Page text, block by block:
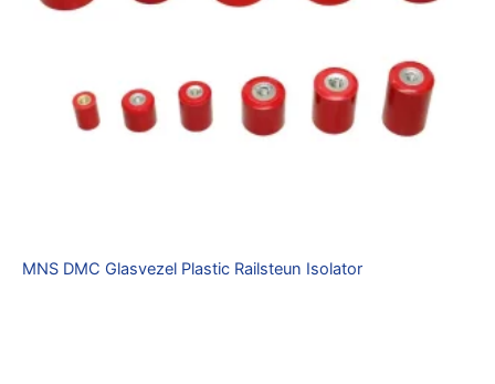
MNS DMC Glasvezel Plastic Railsteun Isolator